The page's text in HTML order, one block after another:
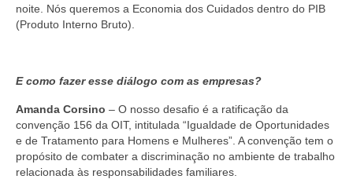
noite. Nós queremos a Economia dos Cuidados dentro do PIB
(Produto Interno Bruto).
E como fazer esse diálogo com as empresas?
Amanda Corsino – O nosso desafio é a ratificação da
convenção 156 da OIT, intitulada “Igualdade de Oportunidades
e de Tratamento para Homens e Mulheres”. A convenção tem o
propósito de combater a discriminação no ambiente de trabalho
relacionada às responsabilidades familiares.